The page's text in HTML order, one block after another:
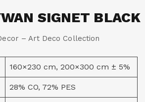
SIGNET BLACK
– Art Deco Collection
160×230 cm, 200×300 cm ± 5%
28% CO, 72% PES